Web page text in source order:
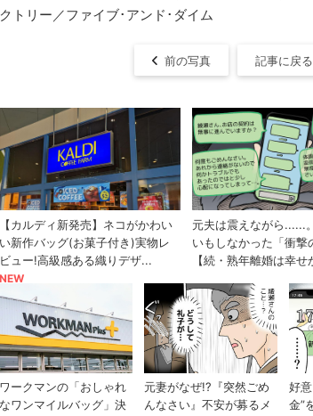
クトリー／ファイブ･アンド･ダイム
前の写真 記事に戻る